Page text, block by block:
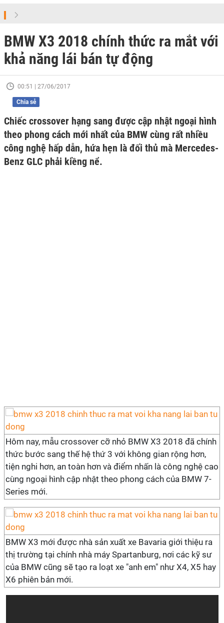
BMW X3 2018 chính thức ra mắt với
khả năng lái bán tự động
00:51 | 27/06/2017
Chia sẻ
Chiếc crossover hạng sang được cập nhật ngoại hình
theo phong cách mới nhất của BMW cùng rất nhiều
công nghệ hấp dẫn, hứa hẹn là đối thủ mà Mercedes-
Benz GLC phải kiềng nể.
Hôm nay, mẫu crossover cỡ nhỏ BMW X3 2018 đã chính
thức bước sang thế hệ thứ 3 với không gian rộng hơn,
tiện nghi hơn, an toàn hơn và điểm nhấn là công nghệ cao
cùng ngoại hình cập nhật theo phong cách của BMW 7-
Series mới.
BMW X3 mới được nhà sản xuất xe Bavaria giới thiệu ra
thị trường tại chính nhà máy Spartanburg, nơi các kỹ sư
của BMW cũng sẽ tạo ra loạt xe "anh em" như X4, X5 hay
X6 phiên bản mới.